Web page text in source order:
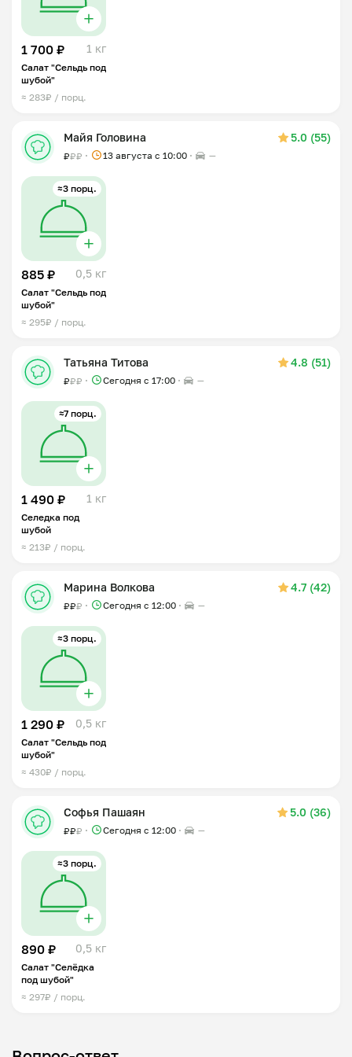
1 700 ₽ 1 кг
Салат "Сельдь под
шубой"
≈ 283₽ / порц.
Майя Головина 5.0 (55)
₽₽₽ 13 августа с 10:00 —
≈3 порц.
885 ₽ 0,5 кг
Салат "Сельдь под
шубой"
≈ 295₽ / порц.
Татьяна Титова 4.8 (51)
₽₽₽ Сегодня с 17:00 —
≈7 порц.
1 490 ₽ 1 кг
Селедка под
шубой
≈ 213₽ / порц.
Марина Волкова 4.7 (42)
₽₽₽ Сегодня с 12:00 —
≈3 порц.
1 290 ₽ 0,5 кг
Салат "Сельдь под
шубой"
≈ 430₽ / порц.
Софья Пашаян 5.0 (36)
₽₽₽ Сегодня с 12:00 —
≈3 порц.
890 ₽ 0,5 кг
Салат "Селёдка
под шубой"
≈ 297₽ / порц.